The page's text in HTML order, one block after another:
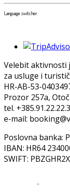
Language switcher
Velebit aktivnosti
za usluge i
HR-AB-53-
Prozor 257a,
tel.
e-mail:
Poslovna banka:
IBAN: HR64
SWIFT: PBZGHR2X